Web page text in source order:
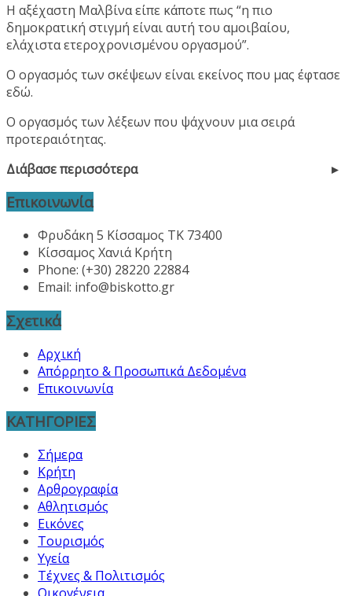
Η αξέχαστη Μαλβίνα είπε κάποτε πως “η πιο
δημοκρατική στιγμή είναι αυτή του αμοιβαίου,
ελάχιστα ετεροχρονισμένου οργασμού”.
Ο οργασμός των σκέψεων είναι εκείνος που μας έφτασε
εδώ.
Ο οργασμός των λέξεων που ψάχνουν μια σειρά
προτεραιότητας.
Διάβασε περισσότερα
Επικοινωνία
Φρυδάκη 5 Κίσσαμος ΤΚ 73400
Κίσσαμος Χανιά Κρήτη
Phone: (+30) 28220 22884
Email: info@biskotto.gr
Σχετικά
Αρχική
Απόρρητο & Προσωπικά Δεδομένα
Επικοινωνία
ΚΑΤΗΓΟΡΙΕΣ
Σήμερα
Κρήτη
Αρθρογραφία
Αθλητισμός
Εικόνες
Τουρισμός
Υγεία
Τέχνες & Πολιτισμός